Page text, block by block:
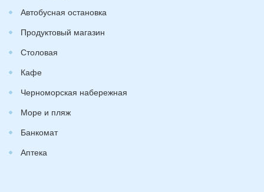
Автобусная остановка
Продуктовый магазин
Столовая
Кафе
Черноморская набережная
Море и пляж
Банкомат
Аптека